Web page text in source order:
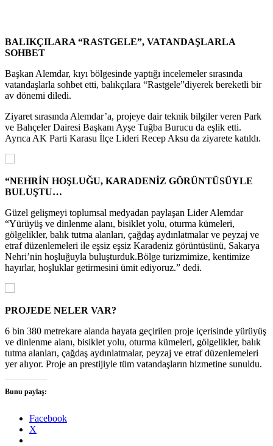
BALIKÇILARA “RASTGELE”, VATANDAŞLARLA
SOHBET
Başkan Alemdar, kıyı bölgesinde yaptığı incelemeler sırasında
vatandaşlarla sohbet etti, balıkçılara “Rastgele”diyerek bereketli bir
av dönemi diledi.
Ziyaret sırasında Alemdar’a, projeye dair teknik bilgiler veren Park
ve Bahçeler Dairesi Başkanı Ayşe Tuğba Burucu da eşlik etti.
Ayrıca AK Parti Karasu İlçe Lideri Recep Aksu da ziyarete katıldı.
“NEHRİN HOŞLUĞU, KARADENİZ GÖRÜNTÜSÜYLE
BULUŞTU…
Güzel gelişmeyi toplumsal medyadan paylaşan Lider Alemdar
“Yürüyüş ve dinlenme alanı, bisiklet yolu, oturma kümeleri,
gölgelikler, balık tutma alanları, çağdaş aydınlatmalar ve peyzaj ve
etraf düzenlemeleri ile eşsiz eşsiz Karadeniz görüntüsünü, Sakarya
Nehri’nin hoşluğuyla buluşturduk.Bölge turizmimize, kentimize
hayırlar, hoşluklar getirmesini ümit ediyoruz.” dedi.
PROJEDE NELER VAR?
6 bin 380 metrekare alanda hayata geçirilen proje içerisinde yürüyüş
ve dinlenme alanı, bisiklet yolu, oturma kümeleri, gölgelikler, balık
tutma alanları, çağdaş aydınlatmalar, peyzaj ve etraf düzenlemeleri
yer alıyor. Proje an prestijiyle tüm vatandaşların hizmetine sunuldu.
Bunu paylaş:
Facebook
X